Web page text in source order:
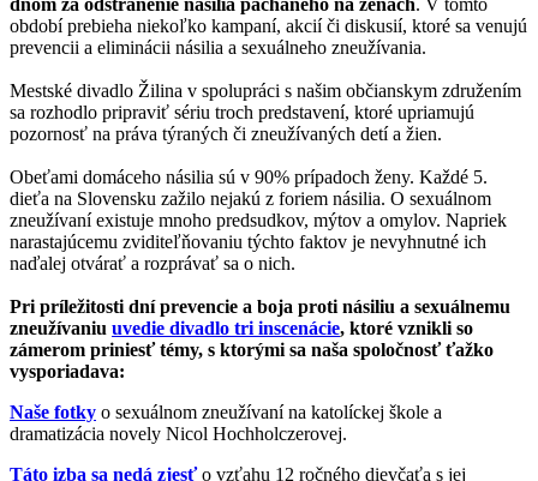
dňom za odstránenie násilia páchaného na ženách. V tomto
období prebieha niekoľko kampaní, akcií či diskusií, ktoré sa venujú
prevencii a eliminácii násilia a sexuálneho zneužívania.
Mestské divadlo Žilina v spolupráci s našim občianskym združením
sa rozhodlo pripraviť sériu troch predstavení, ktoré upriamujú
pozornosť na práva týraných či zneužívaných detí a žien.
Obeťami domáceho násilia sú v 90% prípadoch ženy. Každé 5.
dieťa na Slovensku zažilo nejakú z foriem násilia. O sexuálnom
zneužívaní existuje mnoho predsudkov, mýtov a omylov. Napriek
narastajúcemu zviditeľňovaniu týchto faktov je nevyhnutné ich
naďalej otvárať a rozprávať sa o nich.
Pri príležitosti dní prevencie a boja proti násiliu a sexuálnemu
zneužívaniu uvedie divadlo tri inscenácie, ktoré vznikli so
zámerom priniesť témy, s ktorými sa naša spoločnosť ťažko
vysporiadava:
Naše fotky o sexuálnom zneužívaní na katolíckej škole a
dramatizácia novely Nicol Hochholczerovej.
Táto izba sa nedá zjesťo vzťahu 12 ročného dievčaťa s jej